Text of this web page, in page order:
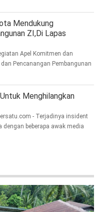
Mendukung
ZI,Di Lapas
Apel Komitmen dan
Pencanangan Pembangunan
Menghilangkan
- Terjadinya insident
beberapa awak media